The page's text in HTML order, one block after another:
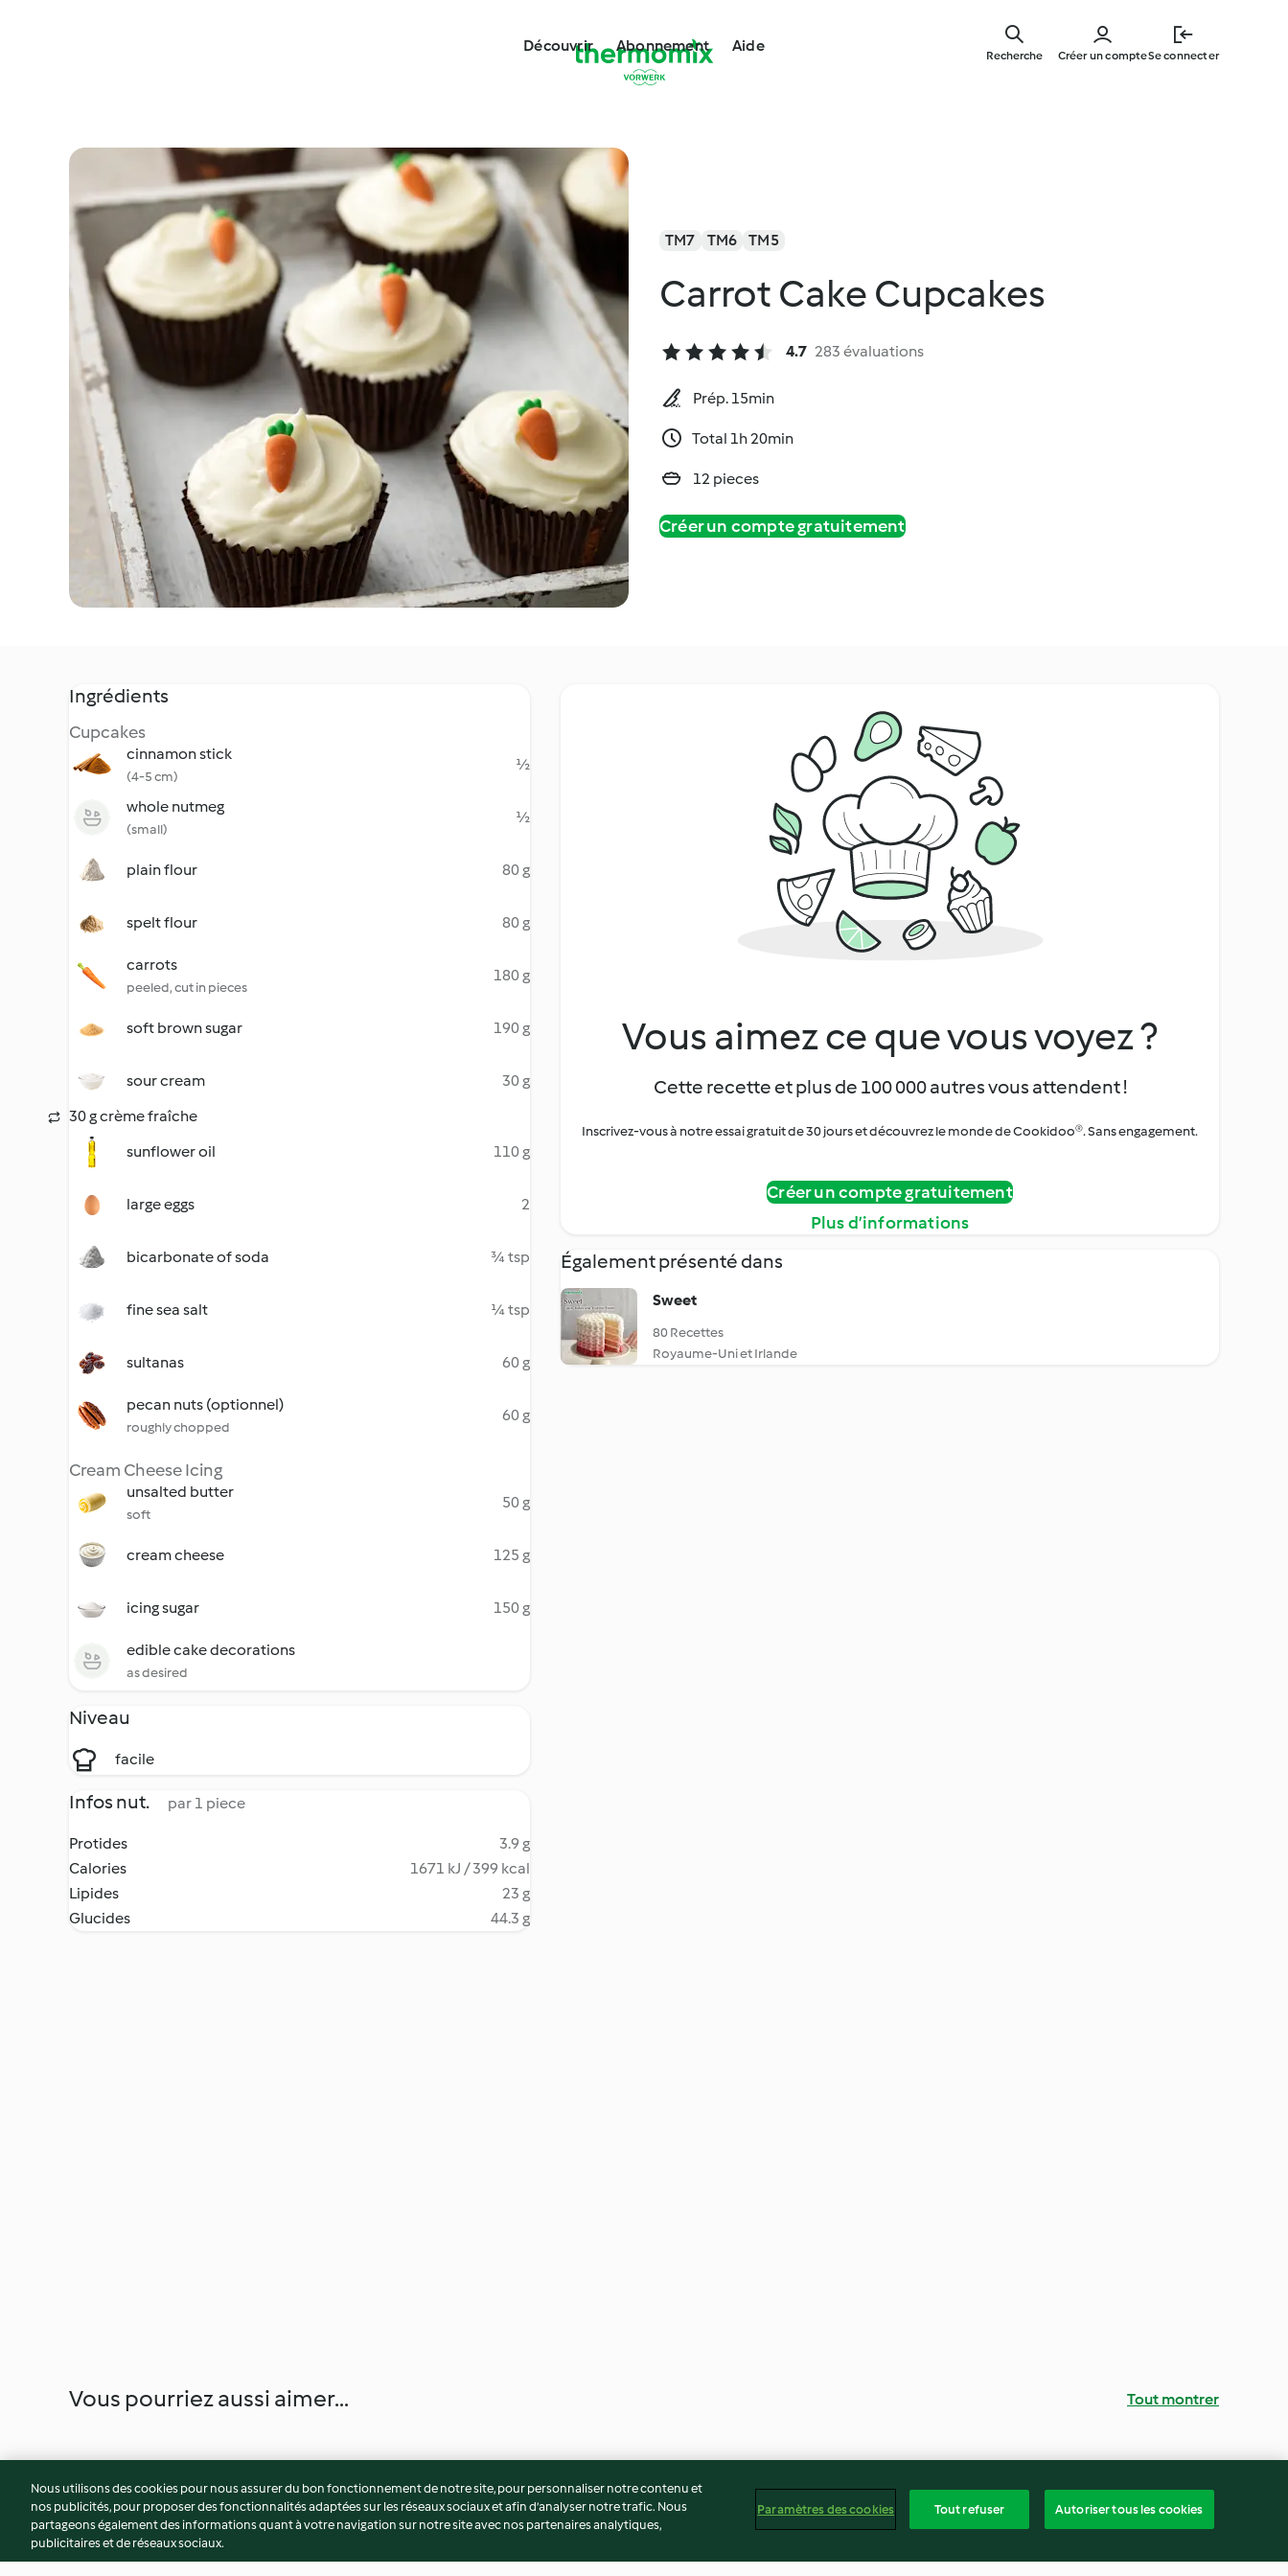
main
Découvrir Abonnement Aide
Créer un compteSe connecter
Recherche
TM7 TM6 TM5
Carrot Cake Cupcakes
4.7 283 évaluations
Prép. 15min
Total 1h 20min
12 pieces
Créer un compte gratuitement
Ingrédients
Cupcakes
cinnamon stick
(4-5 cm)
½
whole nutmeg
(small)
½
plain flour 80 g
spelt flour 80 g
carrots
peeled, cut in pieces
180 g
soft brown sugar 190 g
sour cream
30 g
30 g crème fraîche
sunflower oil
110 g
large eggs 2
bicarbonate of soda ¾ tsp
fine sea salt ¼ tsp
sultanas 60 g
pecan nuts (optionnel)
roughly chopped
60 g
Cream Cheese Icing
unsalted butter
soft
50 g
cream cheese 125 g
icing sugar 150 g
edible cake decorations
as desired
Niveau
facile
Infos nut. par 1 piece
Protides
3.9 g
Calories
1671 kJ / 399 kcal
Lipides
23 g
Glucides
44.3 g
Vous aimez ce que vous voyez ?
Cette recette et plus de 100 000 autres vous attendent !
Inscrivez-vous à notre essai gratuit de 30 jours et découvrez le monde de Cookidoo®. Sans engagement.
Créer un compte gratuitement
Plus d’informations
Également présenté dans
Sweet
80 Recettes
Royaume-Uni et Irlande
Vous pourriez aussi aimer... Tout montrer
Nous utilisons des cookies pour nous assurer du bon fonctionnement de notre site, pour personnaliser notre contenu et
nos publicités, pour proposer des fonctionnalités adaptées sur les réseaux sociaux et afin d’analyser notre trafic. Nous
partageons également des informations quant à votre navigation sur notre site avec nos partenaires analytiques,
publicitaires et de réseaux sociaux.
Paramètres des cookies Tout refuser Autoriser tous les cookies